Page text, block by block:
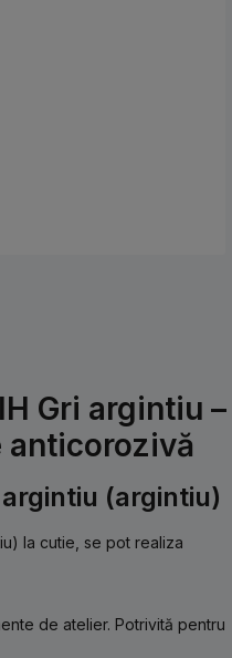
Gri argintiu –
anticorozivă
(argintiu)
la cutie, se pot realiza
de atelier. Potrivită pentru